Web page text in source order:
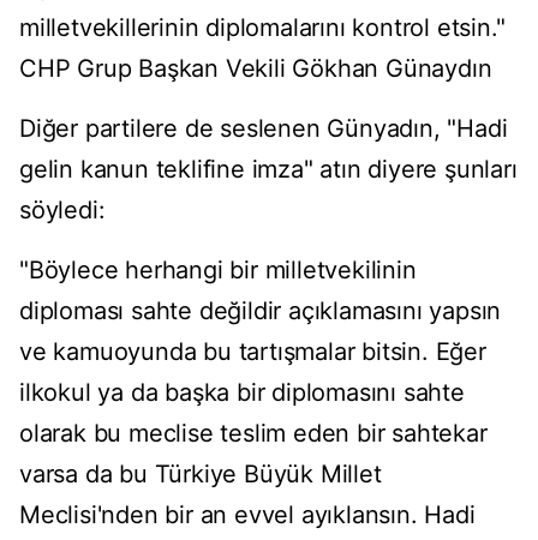
milletvekillerinin diplomalarını kontrol etsin."
CHP Grup Başkan Vekili Gökhan Günaydın
Diğer partilere de seslenen Günyadın, "Hadi
gelin kanun teklifine imza" atın diyere şunları
söyledi:
"Böylece herhangi bir milletvekilinin
diploması sahte değildir açıklamasını yapsın
ve kamuoyunda bu tartışmalar bitsin. Eğer
ilkokul ya da başka bir diplomasını sahte
olarak bu meclise teslim eden bir sahtekar
varsa da bu Türkiye Büyük Millet
Meclisi'nden bir an evvel ayıklansın. Hadi